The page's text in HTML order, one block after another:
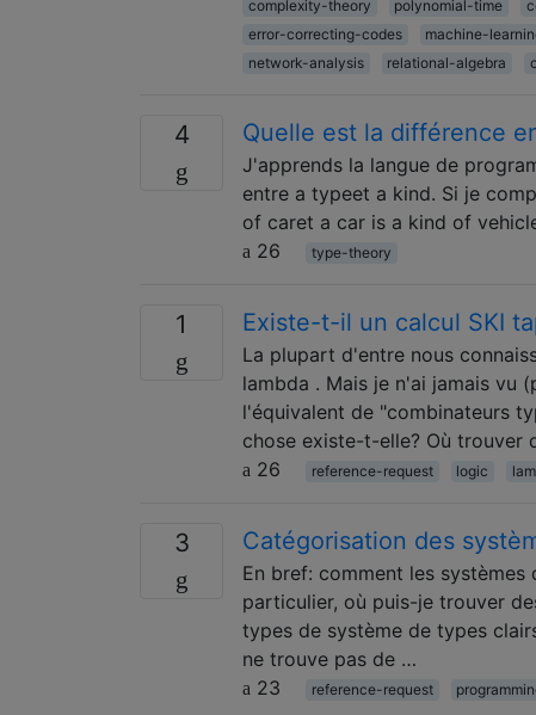
complexity-theory
polynomial-time
error-correcting-codes
machine-
network-analysis
relational-algebra
4 Quelle est la différence
J'apprends la langue de
entre a typeet a kind. Si je
of caret a car is a kind of
26
type-theory
1 Existe-t-il un calcul SKI
La plupart d'entre nous
lambda . Mais je n'ai jamais vu
l'équivalent de "combinateurs
chose existe-t-elle? Où trouver
26
reference-request logic
3 Catégorisation des
En bref: comment les
particulier, où puis-je trouver
types de système de types
ne trouve pas de …
23
reference-request